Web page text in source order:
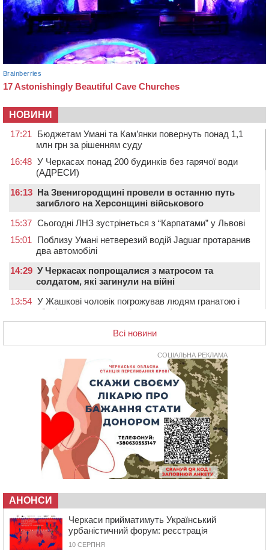
НОВИНИ
17:21
Бюджетам Умані та Кам’янки повернуть понад 1,1
млн грн за рішенням суду
16:48 У Черкасах понад 200 будинків без гарячої води
(АДРЕСИ)
16:13 На Звенигородщині провели в останню путь
загиблого на Херсонщині військового
15:37 Сьогодні ЛНЗ зустрінеться з “Карпатами” у Львові
15:01
Поблизу Умані нетверезий водій Jaguar протаранив
два автомобілі
14:29 У Черкасах попрощалися з матросом та
солдатом, які загинули на війні
13:54 У Жашкові чоловік погрожував людям гранатою і
зберігав вдома схрон боєприпасів
У Черкасах екологи виявили скид забрудненої рідини
У Тальнівській громаді провели в останню путь
захисника, який помер від тяжкої хвороби
У Городищі шестикласниця наклала на себе
руки: незадовго до трагедії її побили однолітки
(ВІДЕО)
Учителя Черкаської гімназії №31 відзначили Премією
Кабміну
На Черкащині запрацювала Мистецько-краєзнавча
рада
10:40 У Вільшанській громаді попрощалися із
захисником, який помер від тяжких поранень
09:59 Всі опинилися в кюветі: у Будищі зіткнулися два
автомобілі та мотоцикл
Всі новини
СОЦІАЛЬНА РЕКЛАМА
АНОНСИ
Черкаси прийматимуть Український
урбаністичний форум: реєстрація
10 СЕРПНЯ